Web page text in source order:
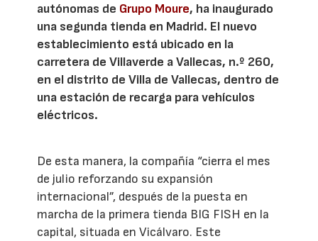
autónomas de Grupo Moure, ha inaugurado
una segunda tienda en Madrid. El nuevo
establecimiento está ubicado en la
carretera de Villaverde a Vallecas, n.º 260,
en el distrito de Villa de Vallecas, dentro de
una estación de recarga para vehículos
eléctricos.
De esta manera, la compañía “cierra el mes
de julio reforzando su expansión
internacional”, después de la puesta en
marcha de la primera tienda BIG FISH en la
capital, situada en Vicálvaro. Este